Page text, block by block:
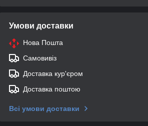
Умови доставки
Нова Пошта
Самовивіз
Доставка кур'єром
Доставка поштою
Всі умови доставки